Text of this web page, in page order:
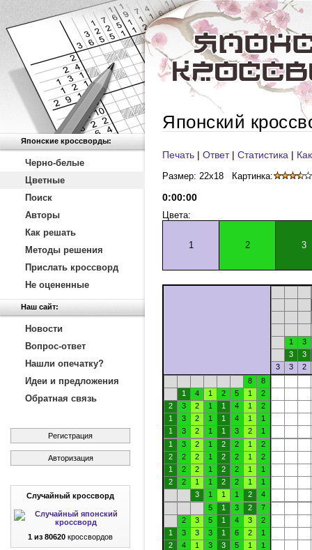
Японские кроссворды:
Черно-белые
Цветные
Поиск
Авторы
Как решать
Методы решения
Прислать кроссворд
Не оцененные
Наш сайт:
Новости
Вопрос-ответ
Нашли опечатку?
Идеи и предложения
Обратная связь
Регистрация
Авторизация
Случайный кроссворд
1 из 80620 кроссвордов
Японский
Печать | Ответ| Статистика |
Размер: 22x18 Картинка:
0:00:00
Цвета:
1 2 3
1
3
3
3
3
3
2
8
8
1
4 1 2 5 1
2
2
3 2 1 1 4 1
2
1
3 2 1 1 4 1
1
1
3 2 1 1 3 2
1
1
3 2 1 2 2 1
2
2
2 2 1 2 2 1
2
1
2 2 1 2 2 1
1
2
2 1 1 2 2 1
1
3
1 1 1 2
4
5
1 3 2
7
2
3 5 1 4 3
2
1
3 3 3 1 6 2
1
2
4 1 3 3 5 1
1